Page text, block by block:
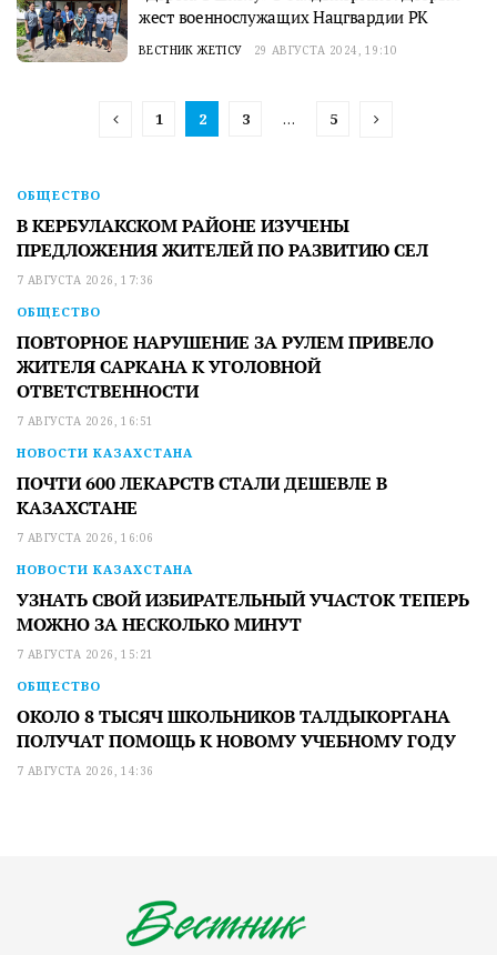
жест военнослужащих Нацгвардии РК
ВЕСТНИК ЖЕТІСУ 29 АВГУСТА 2024, 19:10
1 2 3 … 5
ОБЩЕСТВО
В КЕРБУЛАКСКОМ РАЙОНЕ ИЗУЧЕНЫ
ПРЕДЛОЖЕНИЯ ЖИТЕЛЕЙ ПО РАЗВИТИЮ СЕЛ
7 АВГУСТА 2026, 17:36
ОБЩЕСТВО
ПОВТОРНОЕ НАРУШЕНИЕ ЗА РУЛЕМ ПРИВЕЛО
ЖИТЕЛЯ САРКАНА К УГОЛОВНОЙ
ОТВЕТСТВЕННОСТИ
7 АВГУСТА 2026, 16:51
НОВОСТИ КАЗАХСТАНА
ПОЧТИ 600 ЛЕКАРСТВ СТАЛИ ДЕШЕВЛЕ В
КАЗАХСТАНЕ
7 АВГУСТА 2026, 16:06
НОВОСТИ КАЗАХСТАНА
УЗНАТЬ СВОЙ ИЗБИРАТЕЛЬНЫЙ УЧАСТОК ТЕПЕРЬ
МОЖНО ЗА НЕСКОЛЬКО МИНУТ
7 АВГУСТА 2026, 15:21
ОБЩЕСТВО
ОКОЛО 8 ТЫСЯЧ ШКОЛЬНИКОВ ТАЛДЫКОРГАНА
ПОЛУЧАТ ПОМОЩЬ К НОВОМУ УЧЕБНОМУ ГОДУ
7 АВГУСТА 2026, 14:36